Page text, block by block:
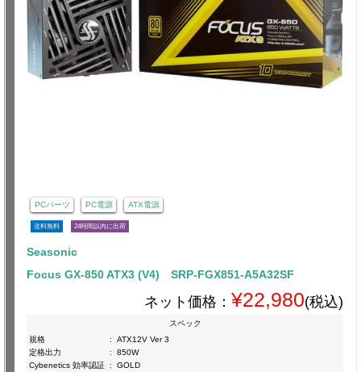
PCパーツ PC電源 ATX電源
送料無料 24時間以内に出荷
Seasonic
Focus GX-850 ATX3 (V4) SRP-FGX851-A5A32SF
ネット価格： ¥22,980(税込)
スペック
規格
:
ATX12V Ver 3
定格出力
:
850W
Cybenetics 効率認証 :
GOLD